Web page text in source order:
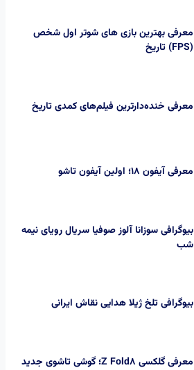
معرفی بهترین بازی های شوتر اول شخص
(FPS) تاریخ
معرفی خنده‌دارترین فیلم‌های کمدی تاریخ
معرفی آیفون ۱۸؛ اولین آیفون تاشو
بیوگرافی سوزانا آلوز صوفیا سریال رویای نیمه
شب
بیوگرافی تلخ ژیلا هدایی نقاش ایرانی
معرفی گلکسی Z Fold8؛ گوشی تاشوی جدید